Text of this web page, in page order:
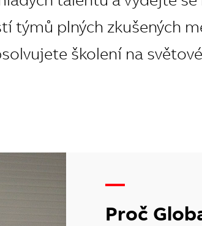
týmů plných zkušených
školení na
—
Proč